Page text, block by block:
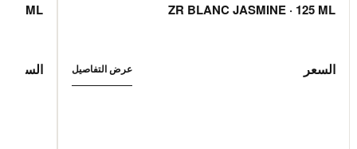
ZR BLANC JASMINE · 125 ML
السعر عرض التفاصيل
ML
السعر